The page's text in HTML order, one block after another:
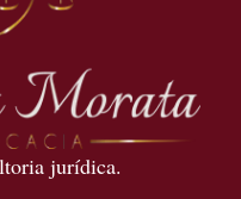
jurídica.